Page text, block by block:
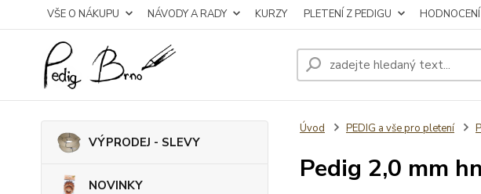
VŠE O NÁKUPU NÁVODY A RADY KURZY PLETENÍ Z PEDIGU HODNOCENÍ
VÝPRODEJ - SLEVY
NOVINKY
Úvod PEDIG a vše pro pletení
Pedig 2,0 mm